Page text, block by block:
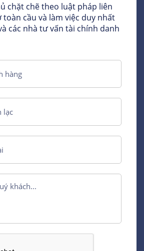
chặt chẽ theo luật pháp liên
toàn cầu và làm việc duy nhất
các nhà tư vấn tài chính danh